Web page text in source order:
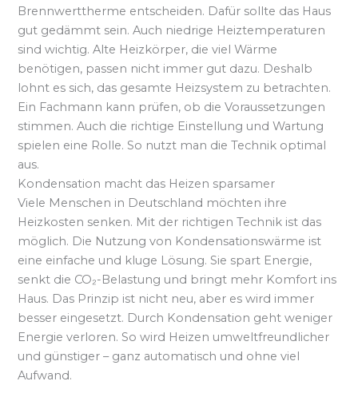
Brennwerttherme entscheiden. Dafür sollte das Haus
gut gedämmt sein. Auch niedrige Heiztemperaturen
sind wichtig. Alte Heizkörper, die viel Wärme
benötigen, passen nicht immer gut dazu. Deshalb
lohnt es sich, das gesamte Heizsystem zu betrachten.
Ein Fachmann kann prüfen, ob die Voraussetzungen
stimmen. Auch die richtige Einstellung und Wartung
spielen eine Rolle. So nutzt man die Technik optimal
aus.
Kondensation macht das Heizen sparsamer
Viele Menschen in Deutschland möchten ihre
Heizkosten senken. Mit der richtigen Technik ist das
möglich. Die Nutzung von Kondensationswärme ist
eine einfache und kluge Lösung. Sie spart Energie,
senkt die CO₂-Belastung und bringt mehr Komfort ins
Haus. Das Prinzip ist nicht neu, aber es wird immer
besser eingesetzt. Durch Kondensation geht weniger
Energie verloren. So wird Heizen umweltfreundlicher
und günstiger – ganz automatisch und ohne viel
Aufwand.